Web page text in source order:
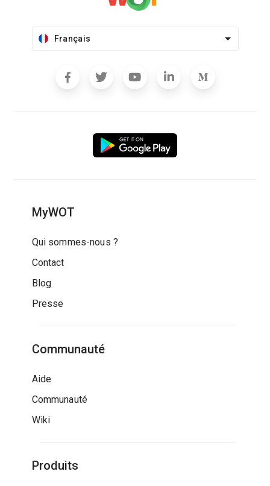
Français
MyWOT
Qui sommes-nous ?
Contact
Blog
Presse
Communauté
Aide
Communauté
Wiki
Produits